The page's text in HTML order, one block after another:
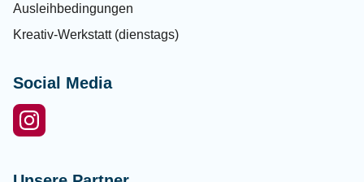
Ausleihbedingungen
Kreativ-Werkstatt (dienstags)
Social Media